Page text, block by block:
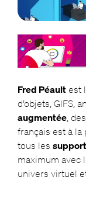
Fred Péaultest
d’objets, GIFS,
augmentée,
français est à
tous les
maximum avec
univers virtuel